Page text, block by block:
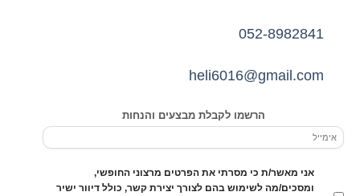
052-8982841
heli6016@gmail.com
הרשמו לקבלת מבצעים והנחות
אני מאשר/ת כי מסרתי את הפרטים מרצוני החופשי,
ומסכים/מה לשימוש בהם לצורך יצירת קשר, כולל דיוור ישיר